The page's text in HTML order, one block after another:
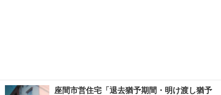
座間市営住宅「退去猶予期間・明け渡し猶予